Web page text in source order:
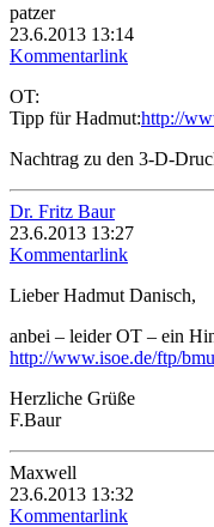
patzer
23.6.2013 13:14
Kommentarlink
OT:
Tipp für Hadmut:http://
Nachtrag zu den 3-D-
Dr. Fritz Baur
23.6.2013 13:27
Kommentarlink
Lieber Hadmut Danisch,
anbei – leider OT – ein
http://www.isoe.de/ftp/
Herzliche Grüße
F.Baur
Maxwell
23.6.2013 13:32
Kommentarlink